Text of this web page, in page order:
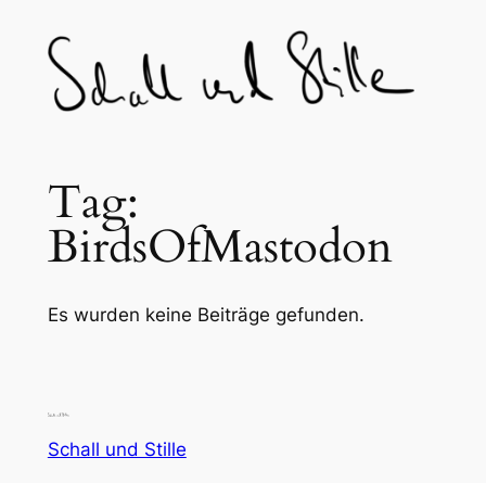
content
Tag:
BirdsOfMastodon
Es wurden keine Beiträge gefunden.
Schall und Stille